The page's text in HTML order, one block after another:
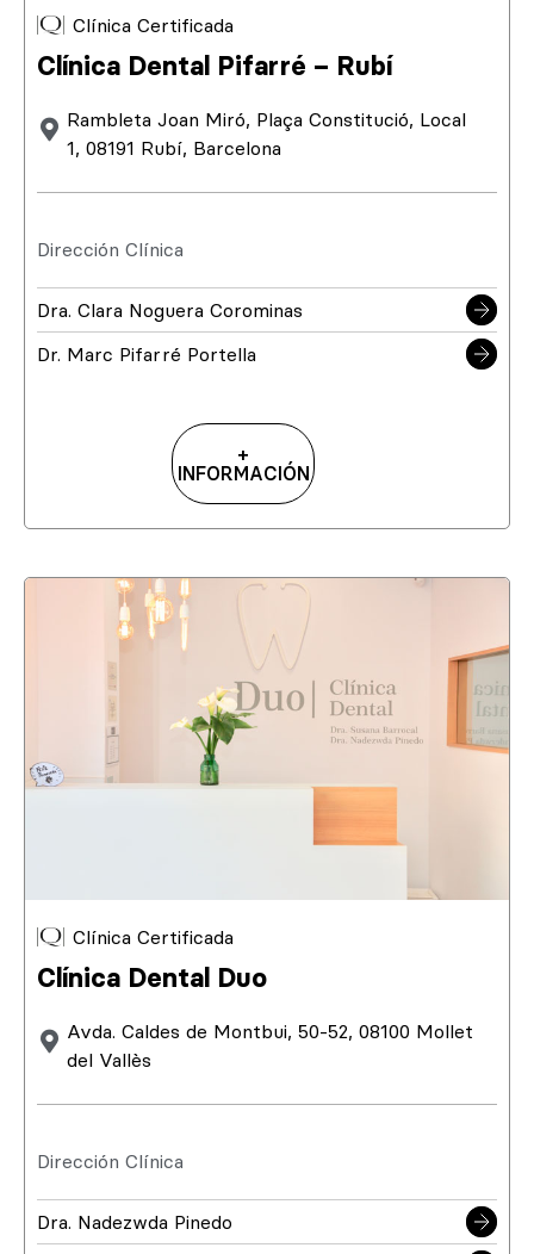
Clínica Certificada
Clínica Dental Pifarré – Rubí
Rambleta Joan Miró, Plaça Constitució, Local
1, 08191 Rubí, Barcelona
Dirección Clínica
Dra. Clara Noguera Corominas
Dr. Marc Pifarré Portella
+
INFORMACIÓN
Clínica Certificada
Clínica Dental Duo
Avda. Caldes de Montbui, 50-52, 08100 Mollet
del Vallès
Dirección Clínica
Dra. Nadezwda Pinedo